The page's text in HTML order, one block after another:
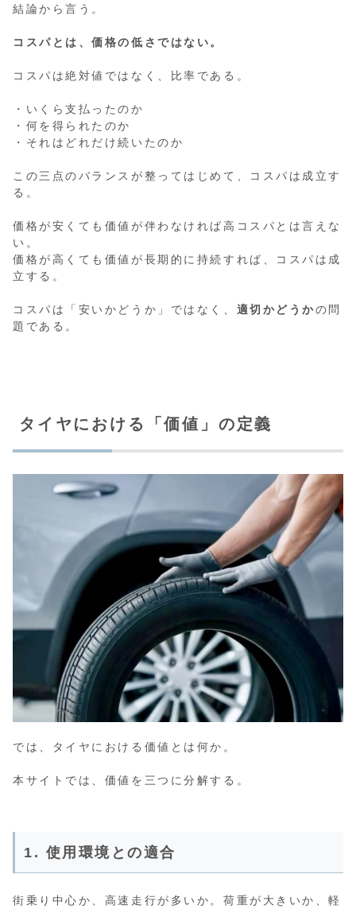
結論から言う。
コスパとは、価格の低さではない。
コスパは絶対値ではなく、比率である。
・いくら支払ったのか
・何を得られたのか
・それはどれだけ続いたのか
この三点のバランスが整ってはじめて、コスパは成立す
る。
価格が安くても価値が伴わなければ高コスパとは言えな
い。
価格が高くても価値が長期的に持続すれば、コスパは成
立する。
コスパは「安いかどうか」ではなく、 適切かどうかの問
題である。
タイヤにおける「価値」の定義
では、タイヤにおける価値とは何か。
本サイトでは、価値を三つに分解する。
1. 使用環境との適合
街乗り中心か、高速走行が多いか。荷重が大きいか、軽